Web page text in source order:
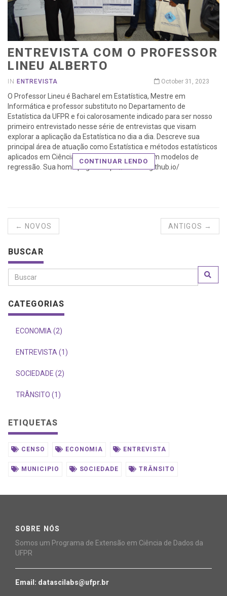
ENTREVISTA COM O PROFESSOR
LINEU ALBERTO
IN ENTREVISTA October 31, 2023
O Professor Lineu é Bacharel em Estatística, Mestre em
Informática e professor substituto no Departamento de
Estatística da UFPR e foi calorosamente indicado para ser nosso
primeiro entrevistado nesse série de entrevistas que visam
explorar a aplicação da Estatística no dia a dia. Descreve sua
principal área de atuação como Estatística e métodos estatísticos
aplicados em Ciência de dados, com ênfase em modelos de
regressão. Sua home page é https://lineu96.github.io/
CONTINUAR LENDO
← NOVOS ANTIGOS →
BUSCAR
CATEGORIAS
ECONOMIA (2)
ENTREVISTA (1)
SOCIEDADE (2)
TRÂNSITO (1)
ETIQUETAS
CENSO ECONOMIA ENTREVISTA
MUNICIPIO SOCIEDADE TRÂNSITO
SOBRE NÓS
Somos um Programa de Extensão em Ciência de Dados da
UFPR
Email: datascilabs@ufpr.br